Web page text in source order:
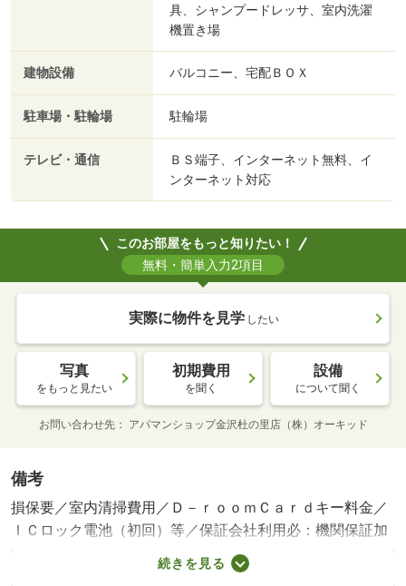
具、シャンプードレッサ、室内洗濯
機置き場
建物設備 バルコニー、宅配ＢＯＸ
駐車場・駐輪場 駐輪場
テレビ・通信
ＢＳ端子、インターネット無料、イ
ンターネット対応
このお部屋をもっと知りたい！
無料・簡単入力2項目
実際に物件を見学 したい
写真
をもっと見たい
初期費用
を聞く
設備
について聞く
お問い合わせ先 アパマンショップ金沢杜の里店（株）オーキッド
備考
損保要／室内清掃費用／Ｄ－ｒｏｏｍＣａｒｄキー料金／
ＩＣロック電池（初回）等／保証会社利用必：機関保証加
入必須。初回保証料３５０００円、月額保証料賃料等総額
の１％＋８００円／月（その他商品あり）／［退去時費
続きを見る